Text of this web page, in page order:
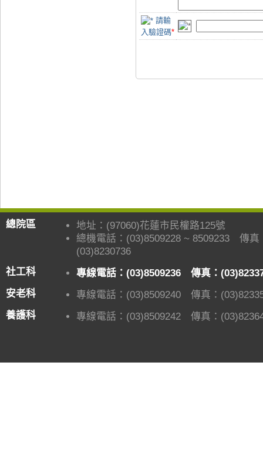
請輸
入驗證碼*
總院區
地址：(97060)花蓮市民權路125號
總機電話：(03)8509228 ~ 8509233 傳真
(03)8230736
社工科
專線電話：(03)8509236 傳真：
安老科
專線電話：(03)8509240 傳真：
養護科
專線電話：(03)8509242 傳真：